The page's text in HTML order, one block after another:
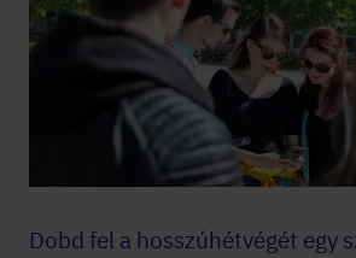
Dobd fel a hosszúhétvégét egy